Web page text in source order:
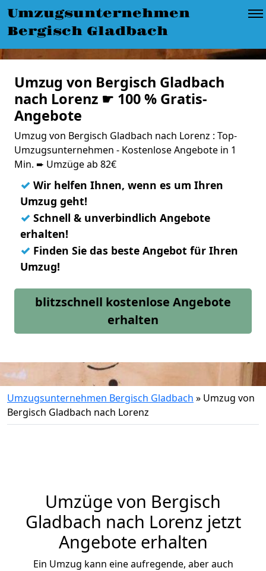
Umzugsunternehmen
Bergisch Gladbach
Umzug von Bergisch Gladbach
nach Lorenz ☛ 100 % Gratis-
Angebote
Umzug von Bergisch Gladbach nach Lorenz : Top-
Umzugsunternehmen - Kostenlose Angebote in 1
Min. ➨ Umzüge ab 82€
✓ Wir helfen Ihnen, wenn es um Ihren
Umzug geht!
✓ Schnell & unverbindlich Angebote
erhalten!
✓ Finden Sie das beste Angebot für Ihren
Umzug!
blitzschnell kostenlose Angebote
erhalten
Umzugsunternehmen Bergisch Gladbach » Umzug von
Bergisch Gladbach nach Lorenz
Umzüge von Bergisch
Gladbach nach Lorenz jetzt
Angebote erhalten
Ein Umzug kann eine aufregende, aber auch